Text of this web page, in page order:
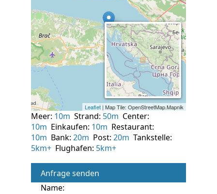
Meer: 10m Strand: 50m Center:
10m Einkaufen: 10m Restaurant:
10m Bank: 20m Post: 20m Tankstelle:
5km+ Flughafen: 5km+
Anfrage senden
Name: